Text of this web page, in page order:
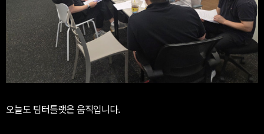
오늘도 팀터틀랫은 움직입니다.